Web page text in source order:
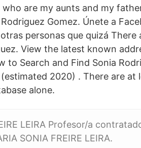
are my aunts and my
Gomez. Únete a
personas que quizá
View the latest known
to Search and Find Sonia
2020) . There are at
alone.
LEIRA Profesor/a
SONIA FREIRE LEIRA.